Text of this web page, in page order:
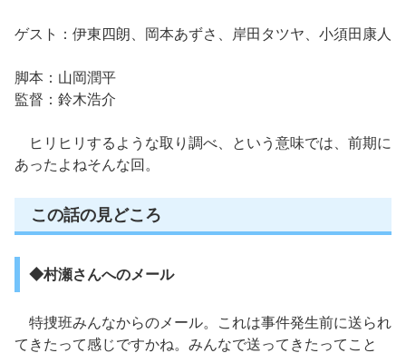
ゲスト：伊東四朗、岡本あずさ、岸田タツヤ、小須田康人
脚本：山岡潤平
監督：鈴木浩介
ヒリヒリするような取り調べ、という意味では、前期に
あったよねそんな回。
この話の見どころ
◆村瀬さんへのメール
特捜班みんなからのメール。これは事件発生前に送られ
てきたって感じですかね。みんなで送ってきたってこと